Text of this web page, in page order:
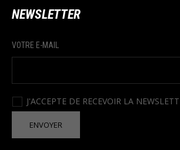
NEWSLETTER
VOTRE E-MAIL
J'ACCEPTE DE RECEVOIR LA